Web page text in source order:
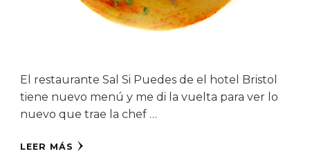
El restaurante Sal Si Puedes de el hotel Bristol
tiene nuevo menú y me di la vuelta para ver lo
nuevo que trae la chef …
LEER MÁS